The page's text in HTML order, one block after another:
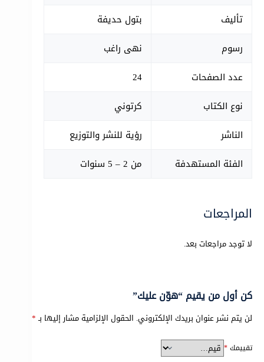
تأليف
بتول حديفة
رسوم
نهى راغب
عدد الصفحات
24
نوع الكتاب
كرتوني
الناشر
رؤية للنشر والتوزيع
الفئة المستهدفة
من 2 – 5 سنوات
المراجعات
لا توجد مراجعات بعد.
كن أول من يقيم “هوّن عليك”
لن يتم نشر عنوان بريدك الإلكتروني. الحقول الإلزامية مشار إليها بـ*
تقييمك*